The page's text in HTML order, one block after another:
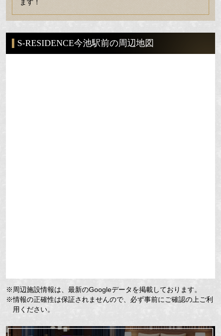
ます！
S-RESIDENCE今池駅前の周辺地図
※周辺施設情報は、最新のGoogleデータを掲載しております。
※情報の正確性は保証されませんので、必ず事前にご確認の上ご利
用ください。